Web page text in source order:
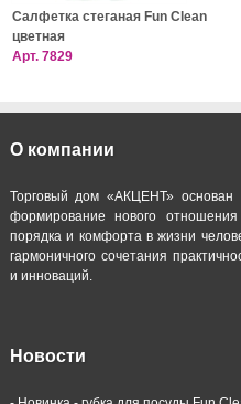
Салфетка стеганая Fun Clean
цветная
Арт. 7829
О компании
Торговый дом «АКЦЕНТ»
формирование нового
порядка и комфорта в жизни
гармоничного сочетания
и инноваций.
Новости